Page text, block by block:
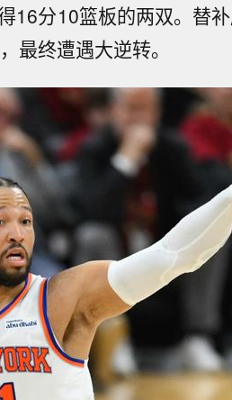
16分10篮板的两双。替
最终遭遇大逆转。